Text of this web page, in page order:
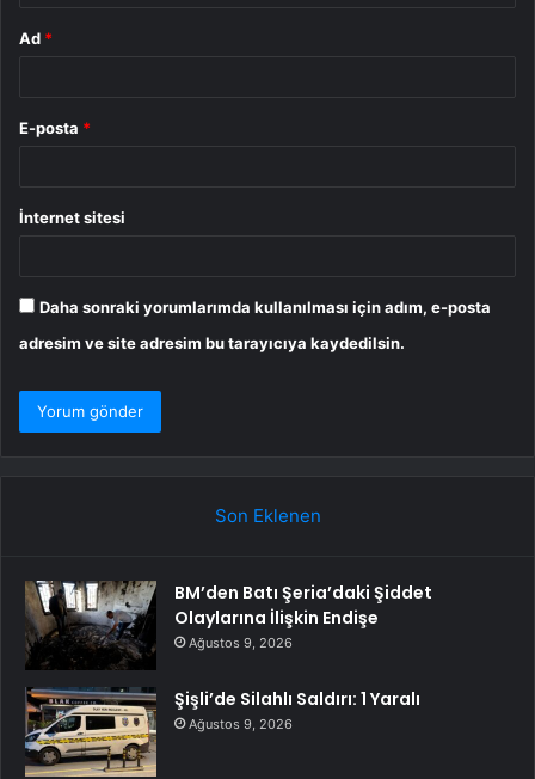
Ad *
E-posta *
İnternet sitesi
Daha sonraki yorumlarımda kullanılması için adım, e-posta
adresim ve site adresim bu tarayıcıya kaydedilsin.
Son Eklenen
BM’den Batı Şeria’daki Şiddet
Olaylarına İlişkin Endişe
Ağustos 9, 2026
Şişli’de Silahlı Saldırı: 1 Yaralı
Ağustos 9, 2026